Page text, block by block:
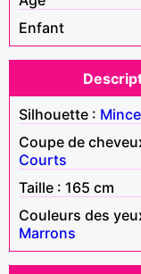
Enfant
Silhouette : Mince
Coupe de
Courts
Taille : 165 cm
Couleurs des
Marrons